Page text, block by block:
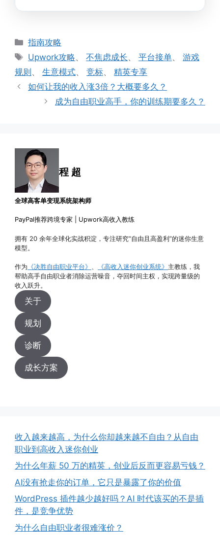
分
类
指南攻略
标
签
Upwork攻略、不焦虑成长、平台接单、游戏
规则、 生意模式、 竞标、 精英专享
如何让我的收入涨3倍？大概要多久？
成为自由职业高手，你的训练期要多久？
程 超
全球高客单变现系统架构师
PayPal推荐跨境专家 | Upwork高收入教练
拥有 20 余年全球化实战积淀，专注研究“自由且高盈利”的迷你生意
模型。
作为 《决胜自由职业平台》 、 《高收入迷你创业系统》 主教练，我
帮助高手自由职业者消除运营噪音，夺回时间主权，实现跨量级的
收入跃升。
关于
规划
诊断
成长方案
收入越来越高，为什么你却越来越不自由？从自由
职业到高收入迷你创业
为什么年薪 50 万的精英，创业后反而更容易亏钱？
AI没有抢走你的订单，它只是暴露了你的价值
WordPress 插件越少越好吗？AI 时代该买的不是插
件，是竞争优势
为什么自由职业者很难涨价？